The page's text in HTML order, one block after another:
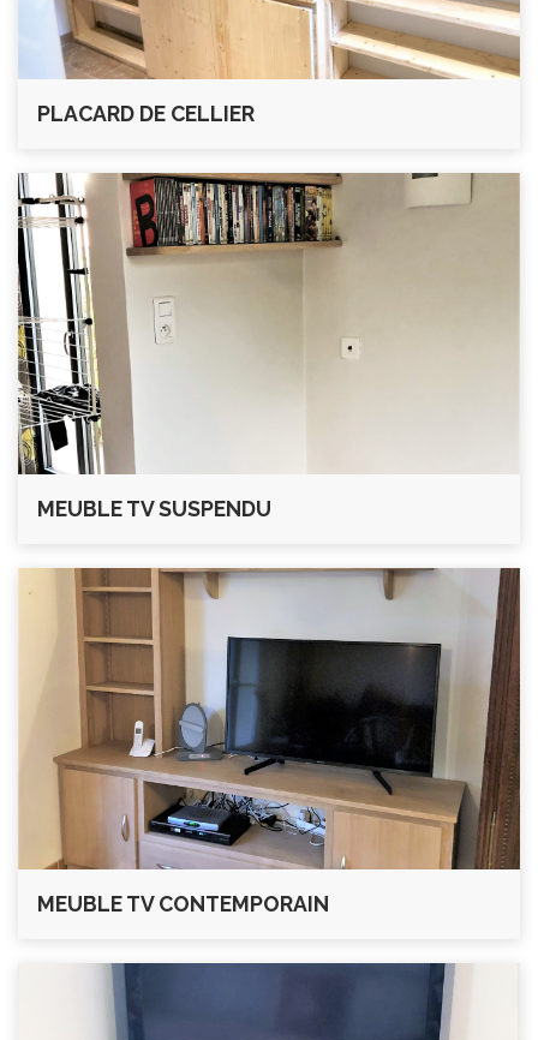
PLACARD DE CELLIER
MEUBLE TV SUSPENDU
MEUBLE TV CONTEMPORAIN